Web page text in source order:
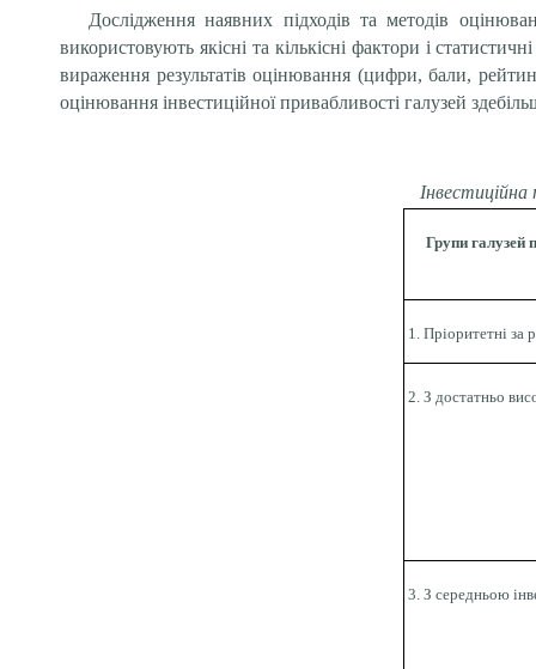
Дослідження наявних підходів та методів
використовують якісні та кількісні фактори і
вираження результатів оцінювання (цифри, бали,
оцінювання інвестиційної привабливості галузей
Інвестиційна
Групи галузей
1. Пріоритетні за
2. З достатньо
3. З середньою